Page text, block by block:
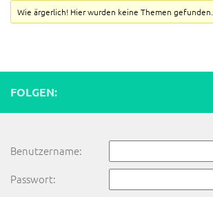
Wie ärgerlich! Hier wurden keine Themen gefunden.
FOLGEN:
Benutzername:
Passwort: